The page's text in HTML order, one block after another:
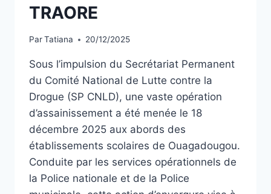
TRAORE
ParTatiana 20/12/2025
Sous l’impulsion du Secrétariat Permanent
du Comité National de Lutte contre la
Drogue (SP CNLD), une vaste opération
d’assainissement a été menée le 18
décembre 2025 aux abords des
établissements scolaires de Ouagadougou.
Conduite par les services opérationnels de
la Police nationale et de la Police